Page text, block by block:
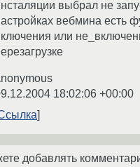
выбрал не
вебмина есть
или
18:02:06 +00:00
добавлять